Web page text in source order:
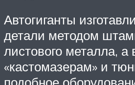
Автогиганты
детали методом
листового металла, а
«кастомазерам» и